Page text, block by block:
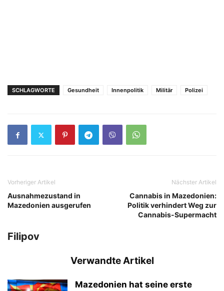
SCHLAGWORTE Gesundheit Innenpolitik Militär Polizei
Vorheriger Artikel
Ausnahmezustand in
Mazedonien ausgerufen
Nächster Artikel
Cannabis in Mazedonien:
Politik verhindert Weg zur
Cannabis-Supermacht
Filipov
Verwandte Artikel
Mazedonien hat seine erste